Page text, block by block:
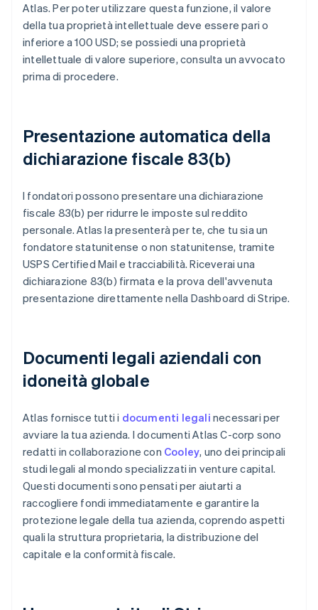
Atlas. Per poter utilizzare questa funzione, il valore
della tua proprietà intellettuale deve essere pari o
inferiore a 100 USD; se possiedi una proprietà
intellettuale di valore superiore, consulta un avvocato
prima di procedere.
Presentazione automatica della
dichiarazione fiscale 83(b)
I fondatori possono presentare una dichiarazione
fiscale 83(b) per ridurre le imposte sul reddito
personale. Atlas la presenterà per te, che tu sia un
fondatore statunitense o non statunitense, tramite
USPS Certified Mail e tracciabilità. Riceverai una
dichiarazione 83(b) firmata e la prova dell'avvenuta
presentazione direttamente nella Dashboard di Stripe.
Documenti legali aziendali con
idoneità globale
Atlas fornisce tutti i documenti legali necessari per
avviare la tua azienda. I documenti Atlas C-corp sono
redatti in collaborazione con Cooley, uno dei principali
studi legali al mondo specializzati in venture capital.
Questi documenti sono pensati per aiutarti a
raccogliere fondi immediatamente e garantire la
protezione legale della tua azienda, coprendo aspetti
quali la struttura proprietaria, la distribuzione del
capitale e la conformità fiscale.